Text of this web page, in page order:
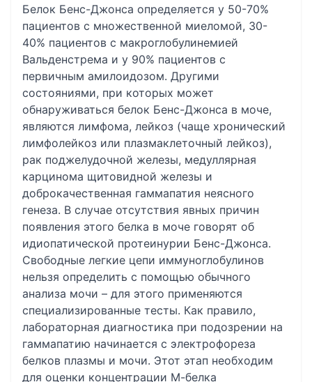
Белок Бенс-Джонса определяется у 50-70%
пациентов с множественной миеломой, 30-
40% пациентов с макроглобулинемией
Вальденстрема и у 90% пациентов с
первичным амилоидозом. Другими
состояниями, при которых может
обнаруживаться белок Бенс-Джонса в моче,
являются лимфома, лейкоз (чаще хронический
лимфолейкоз или плазмаклеточный лейкоз),
рак поджелудочной железы, медуллярная
карцинома щитовидной железы и
доброкачественная гаммапатия неясного
генеза. В случае отсутствия явных причин
появления этого белка в моче говорят об
идиопатической протеинурии Бенс-Джонса.
Свободные легкие цепи иммуноглобулинов
нельзя определить с помощью обычного
анализа мочи – для этого применяются
специализированные тесты. Как правило,
лабораторная диагностика при подозрении на
гаммапатию начинается с электрофореза
белков плазмы и мочи. Этот этап необходим
для оценки концентрации М-белка